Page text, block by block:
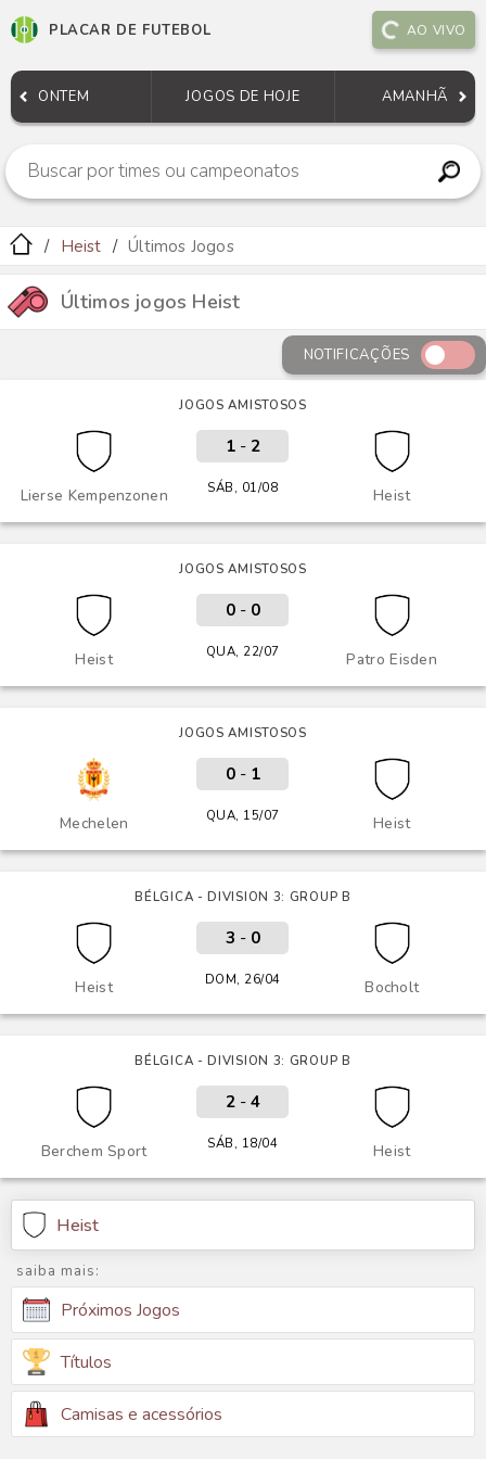
PLACAR DE FUTEBOL AO VIVO
ONTEM JOGOS DE HOJE AMANHÃ
Heist Últimos Jogos
Últimos jogos Heist
NOTIFICAÇÕES
JOGOS AMISTOSOS
Lierse Kempenzonen Heist
1- 2
SÁB, 01/08
JOGOS AMISTOSOS
Heist Patro Eisden
0- 0
QUA, 22/07
JOGOS AMISTOSOS
Mechelen Heist
0- 1
QUA, 15/07
BÉLGICA - DIVISION 3: GROUP B
Heist Bocholt
3 - 0
DOM, 26/04
BÉLGICA - DIVISION 3: GROUP B
Berchem Sport Heist
2- 4
SÁB, 18/04
Heist
saiba mais:
Próximos Jogos
Títulos
Camisas e acessórios